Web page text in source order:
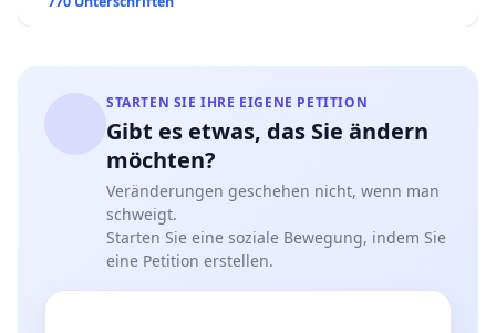
STARTEN SIE IHRE EIGENE PETITION
Gibt es etwas, das Sie ändern
möchten?
Veränderungen geschehen nicht, wenn man
schweigt.
Starten Sie eine soziale Bewegung, indem Sie
eine Petition erstellen.